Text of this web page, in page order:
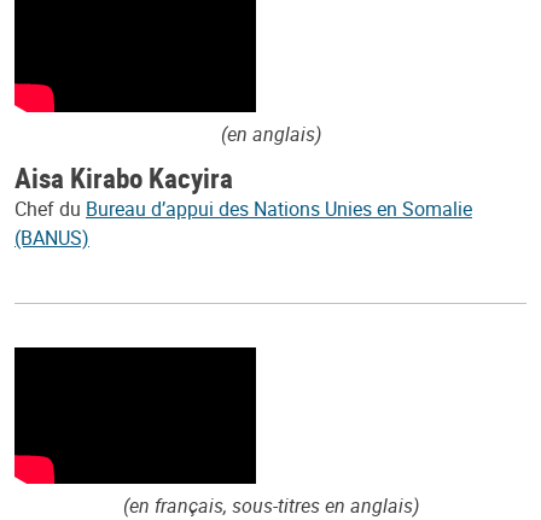
(en anglais)
Aisa Kirabo Kacyira
Chef du Bureau d’appui des Nations Unies en Somalie
(BANUS)
(en français, sous-titres en anglais)